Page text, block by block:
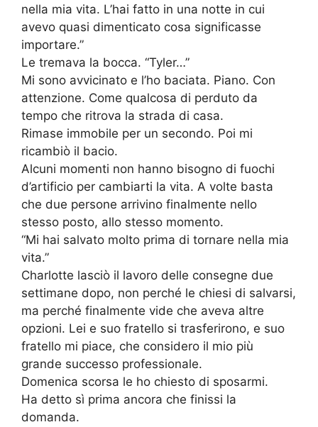
nella mia vita. L’hai fatto in una notte in cui
avevo quasi dimenticato cosa significasse
importare.”
Le tremava la bocca. “Tyler…”
Mi sono avvicinato e l’ho baciata. Piano. Con
attenzione. Come qualcosa di perduto da
tempo che ritrova la strada di casa.
Rimase immobile per un secondo. Poi mi
ricambiò il bacio.
Alcuni momenti non hanno bisogno di fuochi
d’artificio per cambiarti la vita. A volte basta
che due persone arrivino finalmente nello
stesso posto, allo stesso momento.
“Mi hai salvato molto prima di tornare nella mia
vita.”
Charlotte lasciò il lavoro delle consegne due
settimane dopo, non perché le chiesi di salvarsi,
ma perché finalmente vide che aveva altre
opzioni. Lei e suo fratello si trasferirono, e suo
fratello mi piace, che considero il mio più
grande successo professionale.
Domenica scorsa le ho chiesto di sposarmi.
Ha detto sì prima ancora che finissi la
domanda.